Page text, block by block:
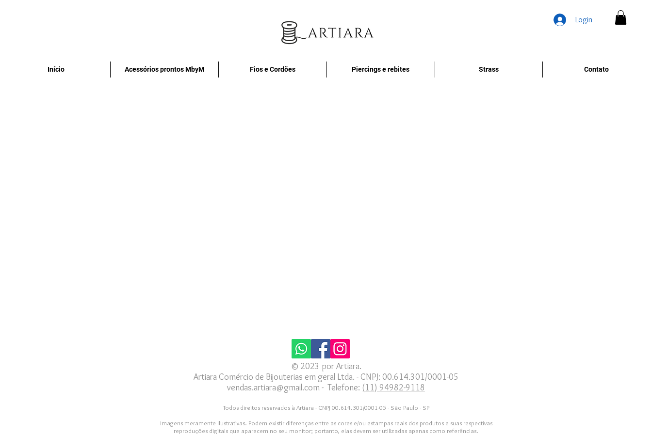
Login
Início Acessórios prontos MbyM Fios e Cordões Piercings e rebites Strass Contato
© 2023 por Artiara.
Artiara Comércio de Bijouterias em geral Ltda. - CNPJ: 00.614.301/0001-05
vendas.artiara@gmail.com - Telefone: (11) 94982-9118
Todos direitos reservados à Artiara - CNPJ 00.614.301/0001-05 - São Paulo - SP
Imagens meramente Ilustrativas. Podem existir diferenças entre as cores e/ou estampas reais dos produtos e suas respectivas
reproduções digitais que aparecem no seu monitor; portanto, elas devem ser utilizadas apenas como referências.